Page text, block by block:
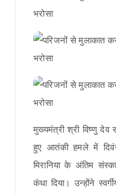
मुख्यमंत्री श्री विष्णु
हुए आतंकी हमले में
मिरानिया के अंतिम
कंधा दिया। उन्होंने